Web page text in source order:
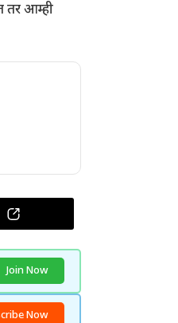
तर आम्ही
Join Now
Now